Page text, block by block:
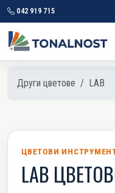
042 919 715
Други цветове LAB
ЦВЕТОВИ
LAB